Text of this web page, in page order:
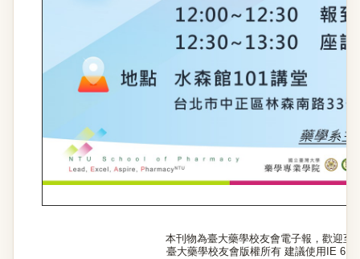
本刊物為臺大藥學校友會電子報，歡迎至
臺大藥學校友會版權所有 建議使用IE 6.0